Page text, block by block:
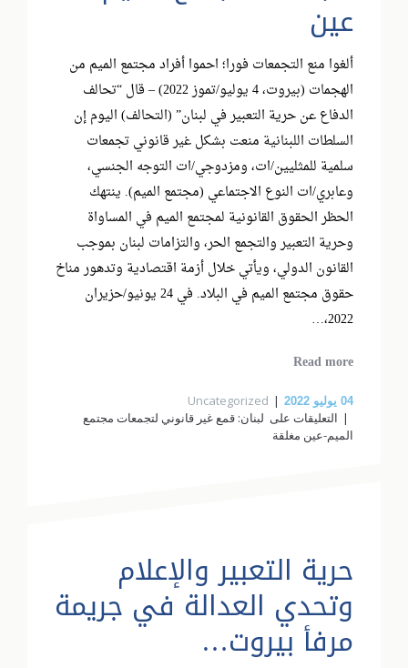
عين
ألغوا منع التجمعات فورا؛ احموا أفراد مجتمع الميم من
الهجمات (بيروت، 4 يوليو/تموز 2022) – قال “تحالف
الدفاع عن حرية التعبير في لبنان” (التحالف) اليوم إن
السلطات اللبنانية منعت بشكل غير قانوني تجمعات
سلمية للمثليين/ات، ومزدوجي/ات التوجه الجنسي،
وعابري/ات النوع الاجتماعي (مجتمع الميم). ينتهك
الحظر الحقوق القانونية لمجتمع الميم في المساواة
وحرية التعبير والتجمع الحر، والتزامات لبنان بموجب
القانون الدولي، ويأتي خلال أزمة اقتصادية وتدهور مناخ
حقوق مجتمع الميم في البلاد. في 24 يونيو/حزيران
2022،…
Read more
04 يوليو 2022
Uncategorized
التعليقات على لبنان: قمع غير قانوني لتجمعات مجتمع
الميم-عين مغلقة
ﺣﺮﯾﺔ اﻟﺘﻌﺒﯿﺮ واﻹﻋﻼم
وﺗﺤﺪي اﻟﻌﺪاﻟﺔ ﻓﻲ ﺟﺮﯾﻤﺔ
ﻣﺮﻓﺄ ﺑﯿﺮوت…